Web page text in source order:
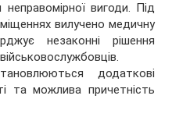
вигоди. Під
вилучено медичну
незаконні рішення
додаткові
та можлива причетність